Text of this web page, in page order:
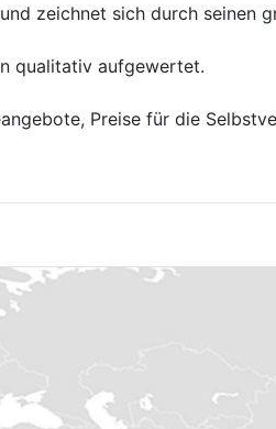
zeichnet sich durch seinen
qualitativ aufgewertet.
Preise für die